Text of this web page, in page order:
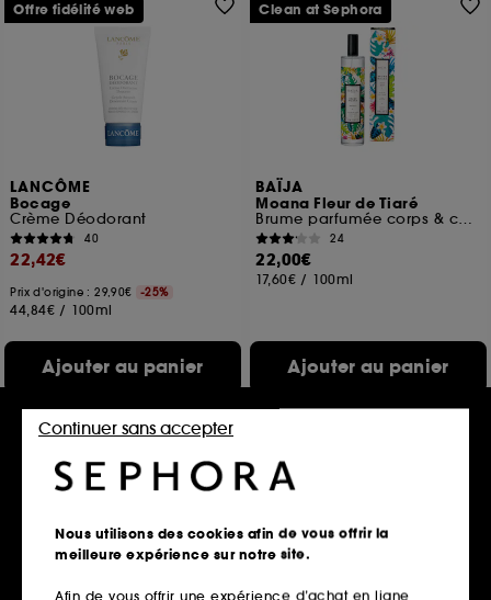
LANCÔME
Bocage
Crème Déodorant
40
22,42€
Prix d'origine : 29,90€ -25%
44,84€ / 100ml
Ajouter au panier
Offre fidélité web
BAÏJA
Moana Fleur de Tiaré
Brume parfumée corps & cheveux
24
22,00€
17,60€ / 100ml
Ajouter au panier
Clean at Sephora
Nous utilisons des cookies afin de vous offrir la
meilleure expérience sur notre site.
Afin de vous offrir une expérience d’achat en ligne
Continuer sans accepter